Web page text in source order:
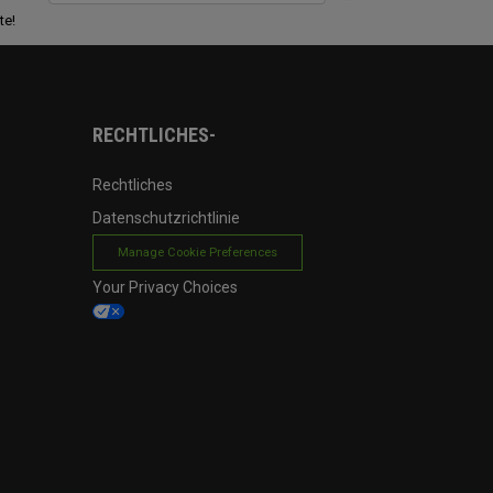
RECHTLICHES-
Rechtliches
Datenschutzrichtlinie
Manage Cookie Preferences
Your Privacy Choices